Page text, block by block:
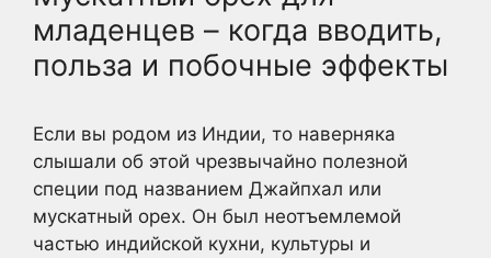
младенцев – когда вводить,
польза и побочные эффекты
Если вы родом из Индии, то наверняка
слышали об этой чрезвычайно полезной
специи под названием Джайпхал или
мускатный орех. Он был неотъемлемой
частью индийской кухни, культуры и